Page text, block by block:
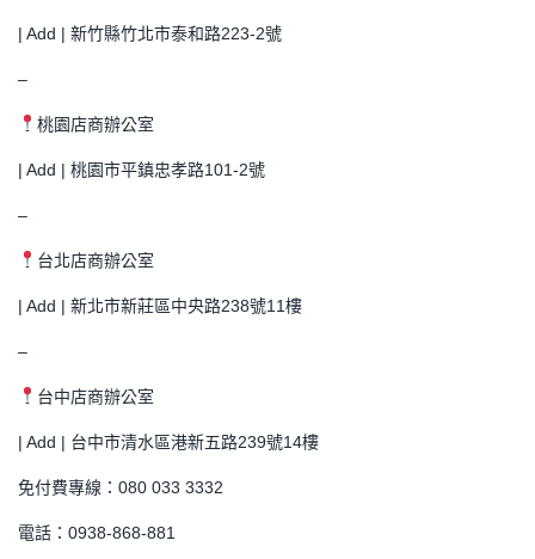
| Add | 新竹縣竹北市泰和路223-2號
–
桃園店商辦公室
| Add | 桃園市平鎮忠孝路101-2號
–
台北店商辦公室
| Add | 新北市新莊區中央路238號11樓
–
台中店商辦公室
| Add | 台中市清水區港新五路239號14樓
免付費專線：080 033 3332
電話：0938-868-881